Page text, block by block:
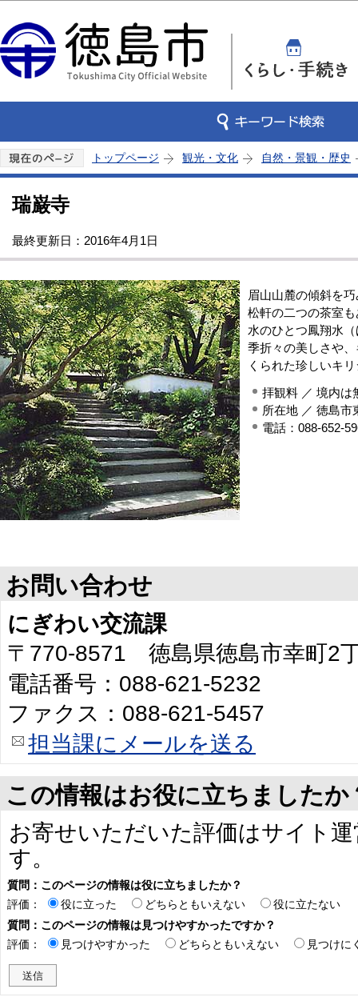
トップページ 観光・文化 自然・景観・歴史
瑞巌寺
最終更新日：2016年4月1日
眉山山麓の傾斜を
松軒の二つの茶室
水のひとつ鳳翔水
季折々の美しさや
くられた珍しいキ
拝観料 ／ 境内は
所在地 ／ 徳島市
電話：088-652-
お問い合わせ
にぎわい交流課
〒770-8571 徳島県徳島市幸町2
電話番号：088-621-5232
ファクス：088-621-5457
担当課にメールを送る
この情報はお役に立ちましたか
お寄せいただいた評価はサイト
す。
質問：このページの情報は役に立ちましたか？
評価：
役に立った どちらともいえない
役に立たない
質問：このページの情報は見つけやすかったですか？
評価：
見つけやすかった どちらともいえない 見つけに